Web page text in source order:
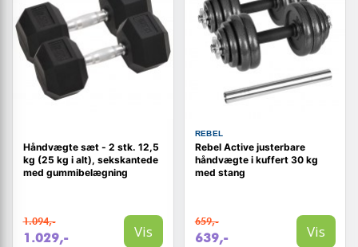
Håndvægte sæt - 2 stk. 12,5
kg (25 kg i alt), sekskantede
med gummibelægning
1.094,-
1.029,- Vis
REBEL
Rebel Active justerbare
håndvægte i kuffert 30 kg
med stang
659,-
639,- Vis